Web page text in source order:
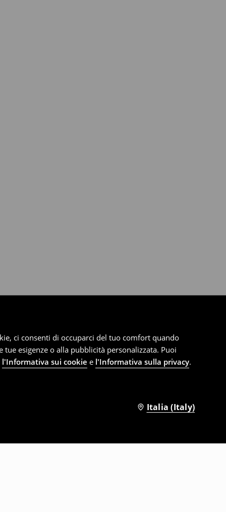
ci consenti di occuparci del tuo comfort quando
esigenze o alla pubblicità personalizzata. Puoi
l'Informativa sui cookie e l'Informativa sulla privacy.
Italia (Italy)